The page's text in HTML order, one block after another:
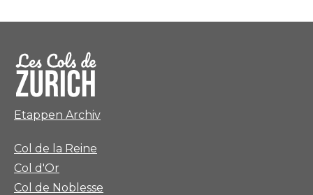
Etappen Archiv
Col de la Reine
Col d'Or
Col de Noblesse